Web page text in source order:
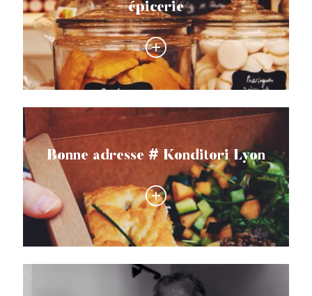
épicerie
Bonne adresse # Konditori Lyon